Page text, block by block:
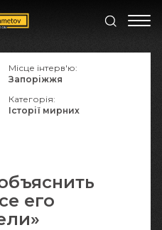
его
Місце інтерв'ю:
Запоріжжя
Категорія:
Історії мирних